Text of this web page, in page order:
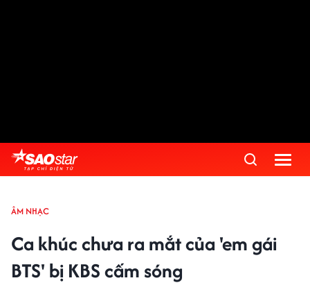
ÂM NHẠC
Ca khúc chưa ra mắt của 'em gái
BTS' bị KBS cấm sóng